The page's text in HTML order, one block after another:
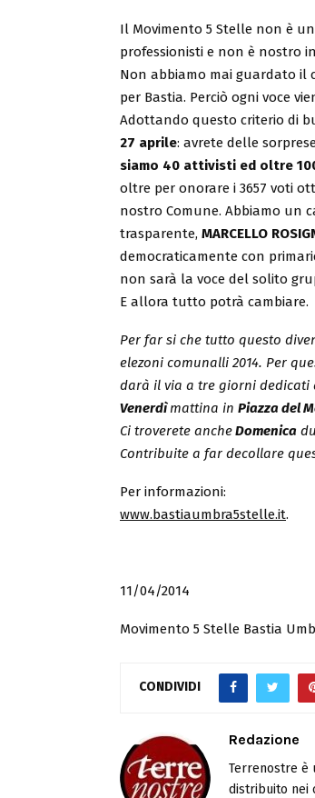
Il Movimento 5 Stelle non è
professionisti e non è nostro
Non abbiamo mai guardato il
per Bastia. Perciò ogni voce
Adottando questo criterio di
27 aprile: avrete delle
siamo 40 attivisti ed oltre
oltre per onorare i 3657 voti
nostro Comune. Abbiamo un
trasparente, MARCELLO
democraticamente con
non sarà la voce del solito
E allora tutto potrà cambiare.
Per far si che tutto questo
elezoni comunalli 2014. Per
darà il via a tre giorni dedicati
Venerdìmattina in Piazza del
Ci troverete ancheDomenica
Contribuite a far decollare
Per informazioni:
www.bastiaumbra5stelle.it.
11/04/2014
Movimento 5 Stelle Bastia
CONDIVIDI
Redazione
Terrenostre è
distribuito nei